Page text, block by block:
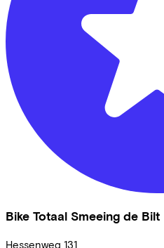
Bike Totaal Smeeing de Bilt
Hessenweg 131